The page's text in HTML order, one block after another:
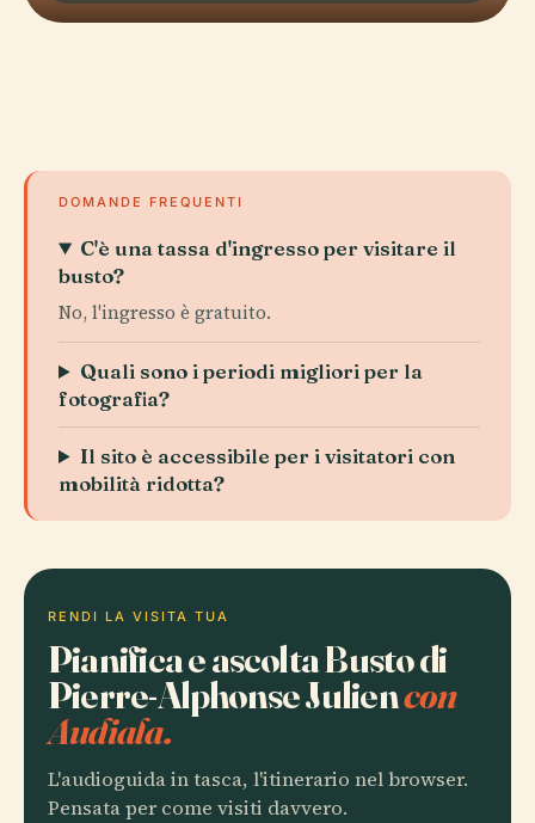
DOMANDE FREQUENTI
C'è una tassa d'ingresso per visitare il
busto?
No, l'ingresso è gratuito.
Quali sono i periodi migliori per la
fotografia?
Il sito è accessibile per i visitatori con
mobilità ridotta?
RENDI LA VISITA TUA
Pianifica e ascolta Busto di
Pierre-Alphonse Juliencon
Audiala.
L'audioguida in tasca, l'itinerario nel browser.
Pensata per come visiti davvero.